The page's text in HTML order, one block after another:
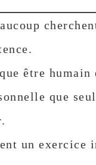
être humain
que
un exercice